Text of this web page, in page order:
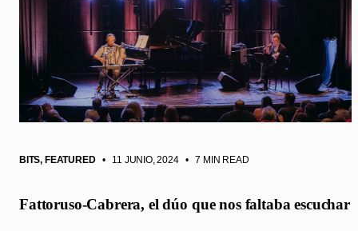
BITS, FEATURED • 11 JUNIO, 2024 • 7 MIN READ
Fattoruso-Cabrera, el dúo que nos faltaba escuchar